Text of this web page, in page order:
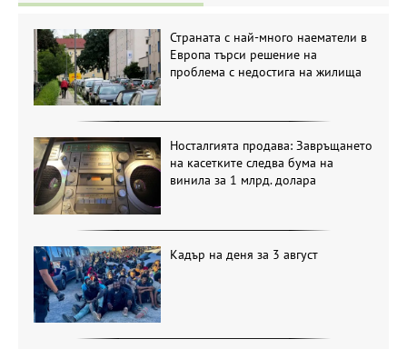
Страната с най-много наематели в
Европа търси решение на
проблема с недостига на жилища
Носталгията продава: Завръщането
на касетките следва бума на
винила за 1 млрд. долара
Кадър на деня за 3 август